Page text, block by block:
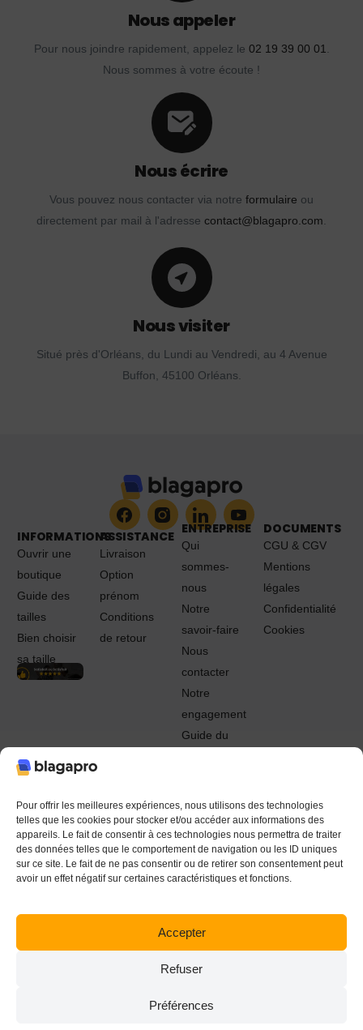
Pour offrir les meilleures expériences, nous utilisons des technologies
telles que les cookies pour stocker et/ou accéder aux informations des
appareils. Le fait de consentir à ces technologies nous permettra de traiter
des données telles que le comportement de navigation ou les ID uniques
sur ce site. Le fait de ne pas consentir ou de retirer son consentement peut
avoir un effet négatif sur certaines caractéristiques et fonctions.
Accepter
Refuser
Préférences
Nous appeler
Pour nous joindre rapidement, appelez le 02 19 39 00 01.
Nous sommes à votre écoute !
Nous écrire
Vous pouvez nous contacter via notre formulaire ou
directement par mail à l'adresse contact@blagapro.com.
Nous visiter
Situé près d'Orléans, du Lundi au Vendredi, au 4 Avenue
Buffon, 45100 Orléans.
INFORMATIONS
Ouvrir une
boutique
Guide des
tailles
Bien choisir
sa taille
ASSISTANCE
Livraison
Option
prénom
Conditions
de retour
ENTREPRISE
Qui
sommes-
nous
Notre
savoir-faire
Nous
contacter
Notre
engagement
Guide du
DOCUMENTS
CGU & CGV
Mentions
légales
Confidentialité
Cookies
© 2022 - 2024 Blagapro. Tous droits réservés. Textiles
personnalisés à Orléans